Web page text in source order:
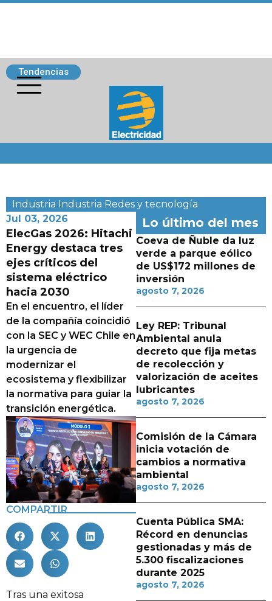
Tendencias
Industria Industria Redes y tecnología
Jul 03, 2026
ElecGas 2026: Hitachi
Energy destaca tres
ejes críticos del
sistema eléctrico
hacia 2030
En el encuentro, el líder
de la compañía coincidió
con la SEC y WEC Chile en
la urgencia de
modernizar el
ecosistema y flexibilizar
la normativa para guiar la
transición energética.
COMPARTIR
Tras una exitosa
Lo último del mes
Coeva de Ñuble da luz
verde a parque eólico
de US$172 millones de
inversión
agosto 7, 2026
Ley REP: Tribunal
Ambiental anula
decreto que fija metas
de recolección y
valorización de aceites
lubricantes
agosto 7, 2026
Comisión de la Cámara
inicia votación de
cambios a normativa
ambiental
agosto 7, 2026
Cuenta Pública SMA:
Récord en denuncias
gestionadas y más de
5.300 fiscalizaciones
durante 2025
agosto 7, 2026